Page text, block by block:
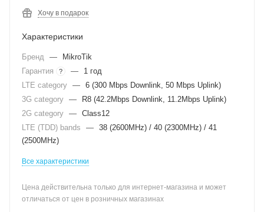
Хочу в подарок
Характеристики
Бренд —
MikroTik
Гарантия
? —
1 год
LTE category — 6 (300 Mbps Downlink, 50 Mbps Uplink)
3G category —
R8 (42.2Mbps Downlink, 11.2Mbps Uplink)
2G category — Class12
LTE (TDD) bands
— 38 (2600MHz) / 40 (2300MHz) / 41
(2500MHz)
Все характеристики
Цена действительна только для интернет-магазина и может
отличаться от цен в розничных магазинах